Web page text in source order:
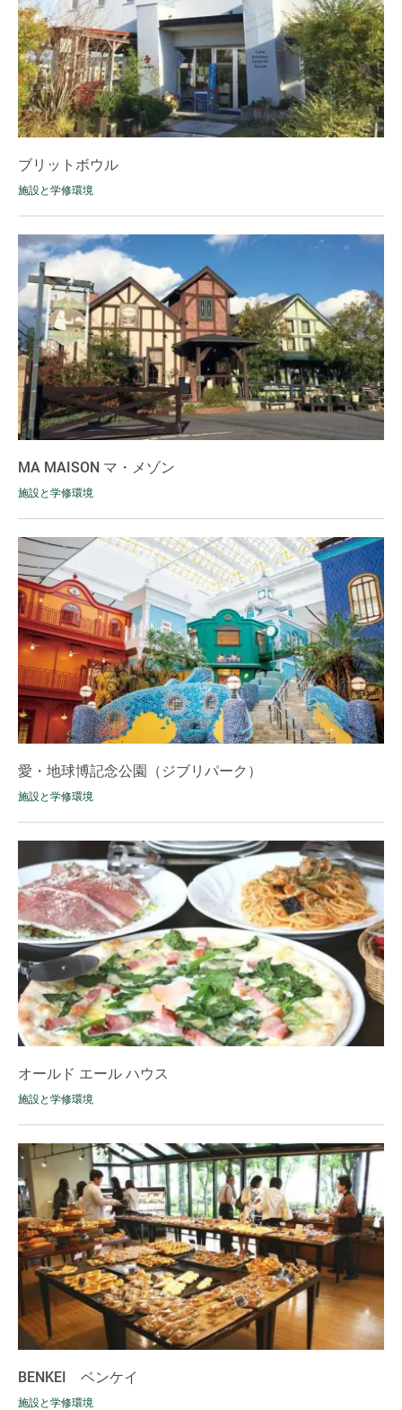
ブリットボウル
施設と学修環境
MA MAISON マ・メゾン
施設と学修環境
愛・地球博記念公園（ジブリパーク）
施設と学修環境
オールド エール ハウス
施設と学修環境
BENKEI ベンケイ
施設と学修環境